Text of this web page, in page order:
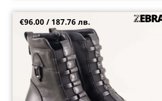
Черни кожени дамски боти на платформа и
ток с модерна визия 25758ch
40
€96.00 / 187.76 лв.